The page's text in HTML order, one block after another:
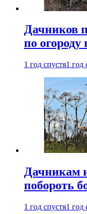
Дачников
по
1 год спустя1 год
Дачникам
побороть
1 год спустя1 год